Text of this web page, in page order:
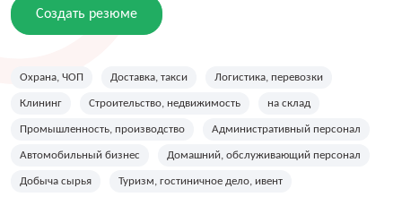
Создать резюме
Охрана, ЧОП Доставка, такси Логистика, перевозки
Клининг Строительство, недвижимость на склад
Промышленность, производство Административный персонал
Автомобильный бизнес Домашний, обслуживающий персонал
Добыча сырья Туризм, гостиничное дело, ивент